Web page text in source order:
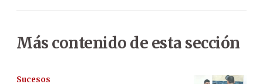
Más contenido de esta sección
Sucesos